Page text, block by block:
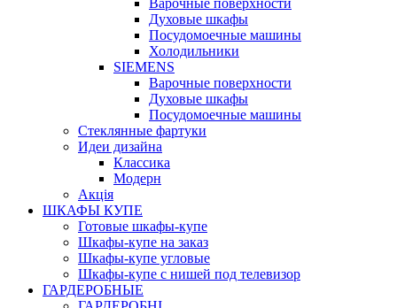
Варочные поверхности
Духовые шкафы
Посудомоечные машины
Холодильники
SIEMENS
Варочные поверхности
Духовые шкафы
Посудомоечные машины
Стеклянные фартуки
Идеи дизайна
Класcика
Модерн
Акція
ШКАФЫ КУПЕ
Готовые шкафы-купе
Шкафы-купе на заказ
Шкафы-купе угловые
Шкафы-купе с нишей под телевизор
ГАРДЕРОБНЫЕ